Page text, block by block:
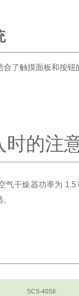
合了触摸面板和按钮
时的注
气干燥器功率为
SCS-40SII.